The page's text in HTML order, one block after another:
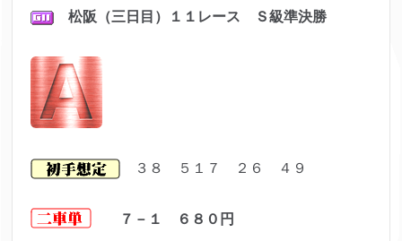
松阪（三日目）１１レース Ｓ級準決勝
３８ ５１７ ２６ ４９
７－１ ６８０円